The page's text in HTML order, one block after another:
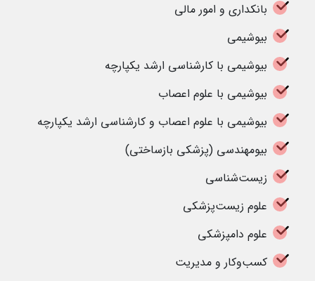
بانکداری و امور مالی
بیوشیمی
بیوشیمی با کارشناسی ارشد یکپارچه
بیوشیمی با علوم اعصاب
بیوشیمی با علوم اعصاب و کارشناسی ارشد یکپارچه
بیومهندسی (پزشکی بازساختی)
زیست‌شناسی
علوم زیست‌پزشکی
علوم دامپزشکی
کسب‌وکار و مدیریت